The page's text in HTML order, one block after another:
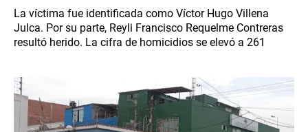
La víctima fue identificada como Víctor Hugo Villena
Julca. Por su parte, Reyli Francisco Requelme Contreras
resultó herido. La cifra de homicidios se elevó a 261